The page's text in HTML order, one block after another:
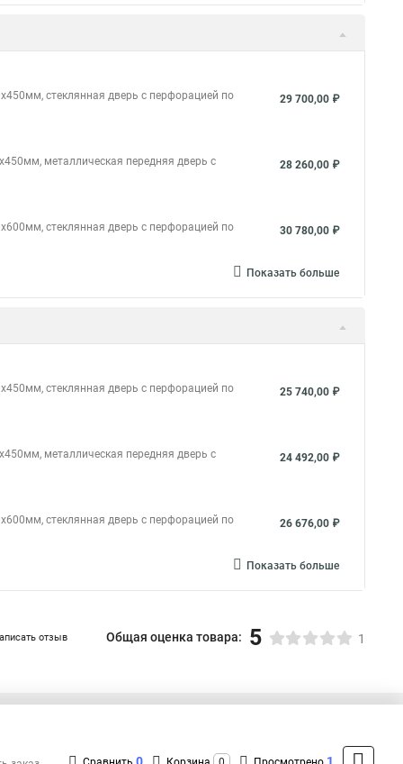
стеклянная дверь с перфорацией по 29 700,00 ₽
металлическая передняя дверь с 28 260,00 ₽
стеклянная дверь с перфорацией по 30 780,00 ₽
Показать больше
стеклянная дверь с перфорацией по 25 740,00 ₽
металлическая передняя дверь с 24 492,00 ₽
стеклянная дверь с перфорацией по 26 676,00 ₽
Показать больше
отзыв Общая оценка товара: 5 1